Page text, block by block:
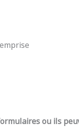
ou ils